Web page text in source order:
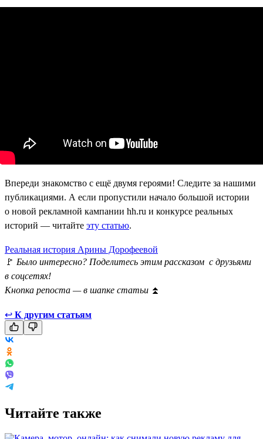
Впереди знакомство с ещё двумя героями! Следите за нашими
публикациями. А если пропустили начало большой истории
о новой рекламной кампании hh.ru и конкурсе реальных
историй — читайте эту статью.
Реальная история Арины Дорофеевой
🚩 Было интересно? Поделитесь этим рассказом с друзьями
в соцсетях!
Кнопка репоста — в шапке статьи ⏫
↩ К другим статьям
Читайте также